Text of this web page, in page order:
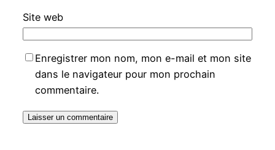
Site web
Enregistrer mon nom, mon e-mail et mon site
dans le navigateur pour mon prochain
commentaire.